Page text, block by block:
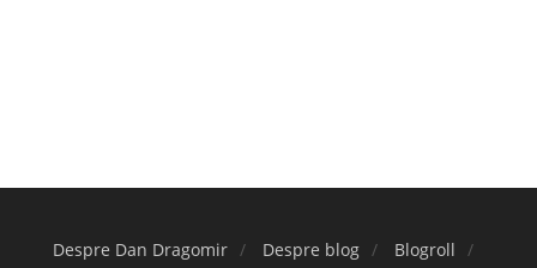
Despre Dan Dragomir Despre blog
Blogroll